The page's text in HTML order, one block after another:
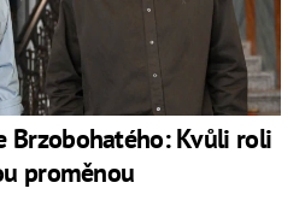
Brzobohatého: Kvůli roli
proměnou